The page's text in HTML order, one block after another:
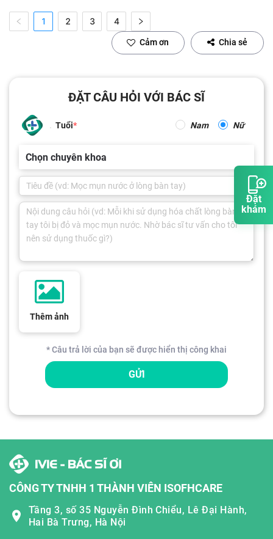
Đặt
khám
1 2 3 4
Cảm ơn Chia sẻ
ĐẶT CÂU HỎI VỚI BÁC SĨ
Tuổi Nam Nữ
Chọn chuyên khoa
Thêm ảnh
* Câu trả lời của bạn sẽ được hiển thị công khai
GỬI
CÔNG TY TNHH 1 THÀNH VIÊN ISOFHCARE
Tầng 3, số 35 Nguyễn Đình Chiểu, Lê Đại Hành,
Hai Bà Trưng, Hà Nội